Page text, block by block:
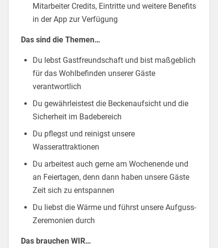
Mitarbeiter Credits, Eintritte und weitere Benefits
in der App zur Verfügung
Das sind die Themen…
Du lebst Gastfreundschaft und bist maßgeblich
für das Wohlbefinden unserer Gäste
verantwortlich
Du gewährleistest die Beckenaufsicht und die
Sicherheit im Badebereich
Du pflegst und reinigst unsere
Wasserattraktionen
Du arbeitest auch gerne am Wochenende und
an Feiertagen, denn dann haben unsere Gäste
Zeit sich zu entspannen
Du liebst die Wärme und führst unsere Aufguss-
Zeremonien durch
Das brauchen WIR…